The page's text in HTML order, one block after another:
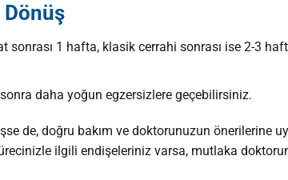
sonrası 1 hafta, klasik cerrahi sonrası ise 2-3
daha yoğun egzersizlere geçebilirsiniz.
de, doğru bakım ve doktorunuzun önerilerine
ilgili endişeleriniz varsa, mutlaka